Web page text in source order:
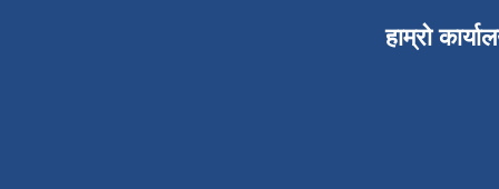
हाम्रो